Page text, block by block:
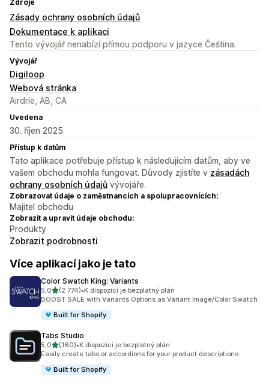
Zdroje
Zásady ochrany osobních údajů
Dokumentace k aplikaci
Tento vývojář nenabízí přímou podporu v jazyce Čeština.
Vývojář
Digiloop
Webová stránka
Airdrie, AB, CA
Uvedena
30. říjen 2025
Přístup k datům
Tato aplikace potřebuje přístup k následujícím datům, aby ve
vašem obchodu mohla fungovat. Důvody zjistíte v zásadách
ochrany osobních údajů vývojáře.
Zobrazovat údaje o zaměstnancích a spolupracovnících:
Majitel obchodu
Zobrazit a upravit údaje obchodu:
Produkty
Zobrazit podrobnosti
Více aplikací jako je tato
Color Swatch King: Variants
5,0z 5 hvězd
(2 774)
Celkový počet recenzí: 2774
•K dispozici je bezplatný plán
BOOST SALE with Variants Options as Variant Image/Color Swatch
Built for Shopify
Tabs Studio
5,0z 5 hvězd
(160)
Celkový počet recenzí: 160
•K dispozici je bezplatný plán
Easily create tabs or accordions for your product descriptions
Built for Shopify